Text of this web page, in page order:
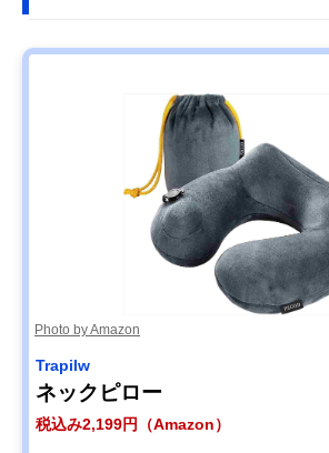
Photo by Amazon
Trapilw
ネックピロー
税込み2,199円（Amazon）